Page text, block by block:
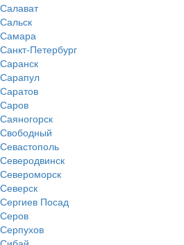
Салават
Сальск
Самара
Санкт-Петербург
Саранск
Сарапул
Саратов
Саров
Саяногорск
Свободный
Севастополь
Северодвинск
Североморск
Северск
Сергиев Посад
Серов
Серпухов